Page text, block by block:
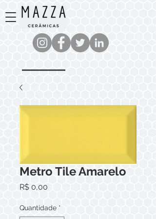
Metro Tile Amarelo
R$ 0,00
Quantidade *